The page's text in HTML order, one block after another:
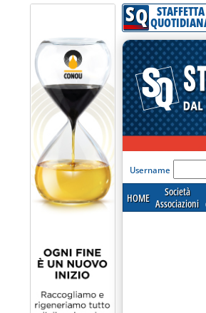
SQ STAFFETTA
'Modulo
Username
HOME
Società
Associazioni